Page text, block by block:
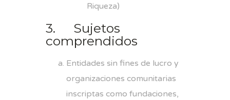
Riqueza)
3. Sujetos
comprendidos
Entidades sin fines de lucro y
organizaciones comunitarias
inscriptas como fundaciones,